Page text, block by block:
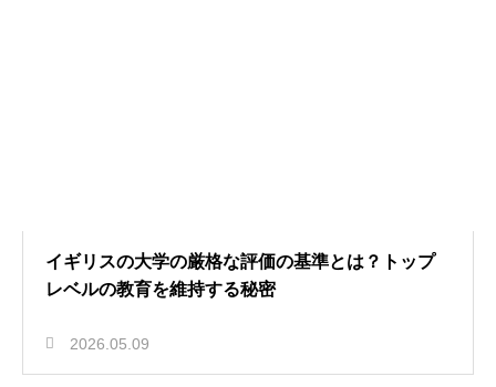
イギリスの大学の厳格な評価の基準とは？トップ
レベルの教育を維持する秘密
2026.05.09